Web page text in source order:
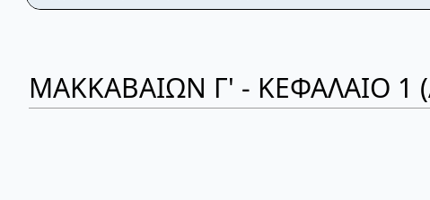
ΜΑΚΚΑΒΑΙΩΝ Γ' - ΚΕΦΑΛΑΙΟ 1